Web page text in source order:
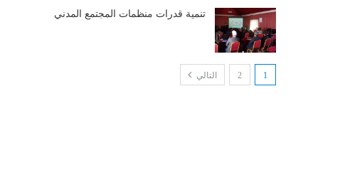
تنمية قدرات منظمات المجتمع المدني
1
2 التالي